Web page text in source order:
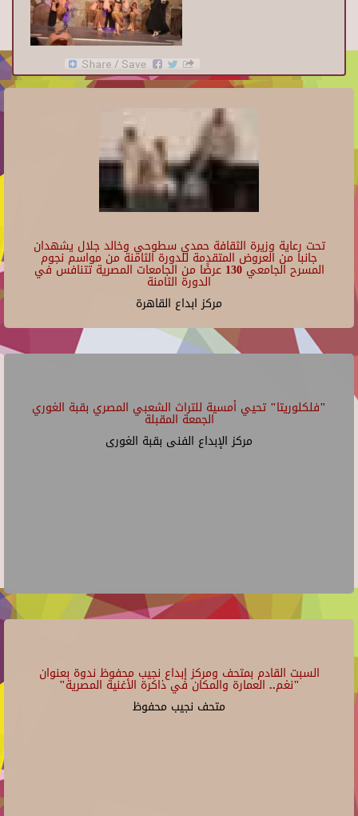
تحت رعاية وزيرة الثقافة حمدي سطوحي وخالد جلال يشهدان
جانبا من العروض المتقدمة للدورة الثامنة من مواسم نجوم
المسرح الجامعي 130 عرضًا من الجامعات المصرية تتنافس في
الدورة الثامنة
مركز ابداع القاهرة
"فلكلوريتا" تحيي أمسية للتراث الشعبي المصري بقبة الغوري
الجمعة المقبلة
مركز الإبداع الفنى بقبة الغورى
السبت القادم بمتحف ومركز إبداع نجيب محفوظ ندوة بعنوان
"نغم.. العمارة والمكان في ذاكرة الأغنية المصرية"
متحف نجيب محفوظ